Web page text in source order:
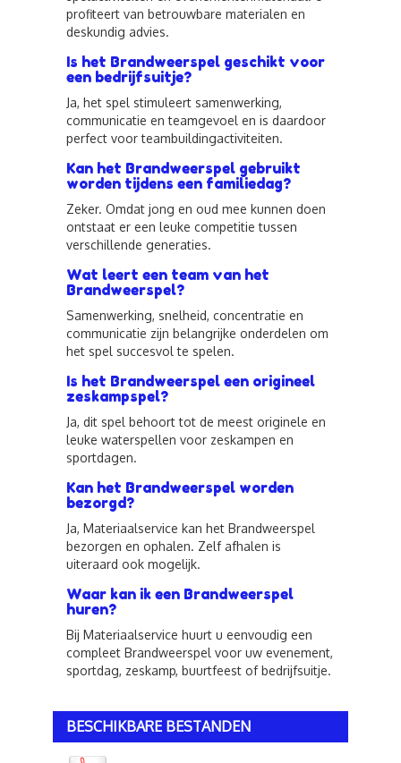
profiteert van betrouwbare materialen en
deskundig advies.
Is het Brandweerspel geschikt voor
een bedrijfsuitje?
Ja, het spel stimuleert samenwerking,
communicatie en teamgevoel en is daardoor
perfect voor teambuildingactiviteiten.
Kan het Brandweerspel gebruikt
worden tijdens een familiedag?
Zeker. Omdat jong en oud mee kunnen doen
ontstaat er een leuke competitie tussen
verschillende generaties.
Wat leert een team van het
Brandweerspel?
Samenwerking, snelheid, concentratie en
communicatie zijn belangrijke onderdelen om
het spel succesvol te spelen.
Is het Brandweerspel een origineel
zeskampspel?
Ja, dit spel behoort tot de meest originele en
leuke waterspellen voor zeskampen en
sportdagen.
Kan het Brandweerspel worden
bezorgd?
Ja, Materiaalservice kan het Brandweerspel
bezorgen en ophalen. Zelf afhalen is
uiteraard ook mogelijk.
Waar kan ik een Brandweerspel
huren?
Bij Materiaalservice huurt u eenvoudig een
compleet Brandweerspel voor uw evenement,
sportdag, zeskamp, buurtfeest of bedrijfsuitje.
BESCHIKBARE BESTANDEN